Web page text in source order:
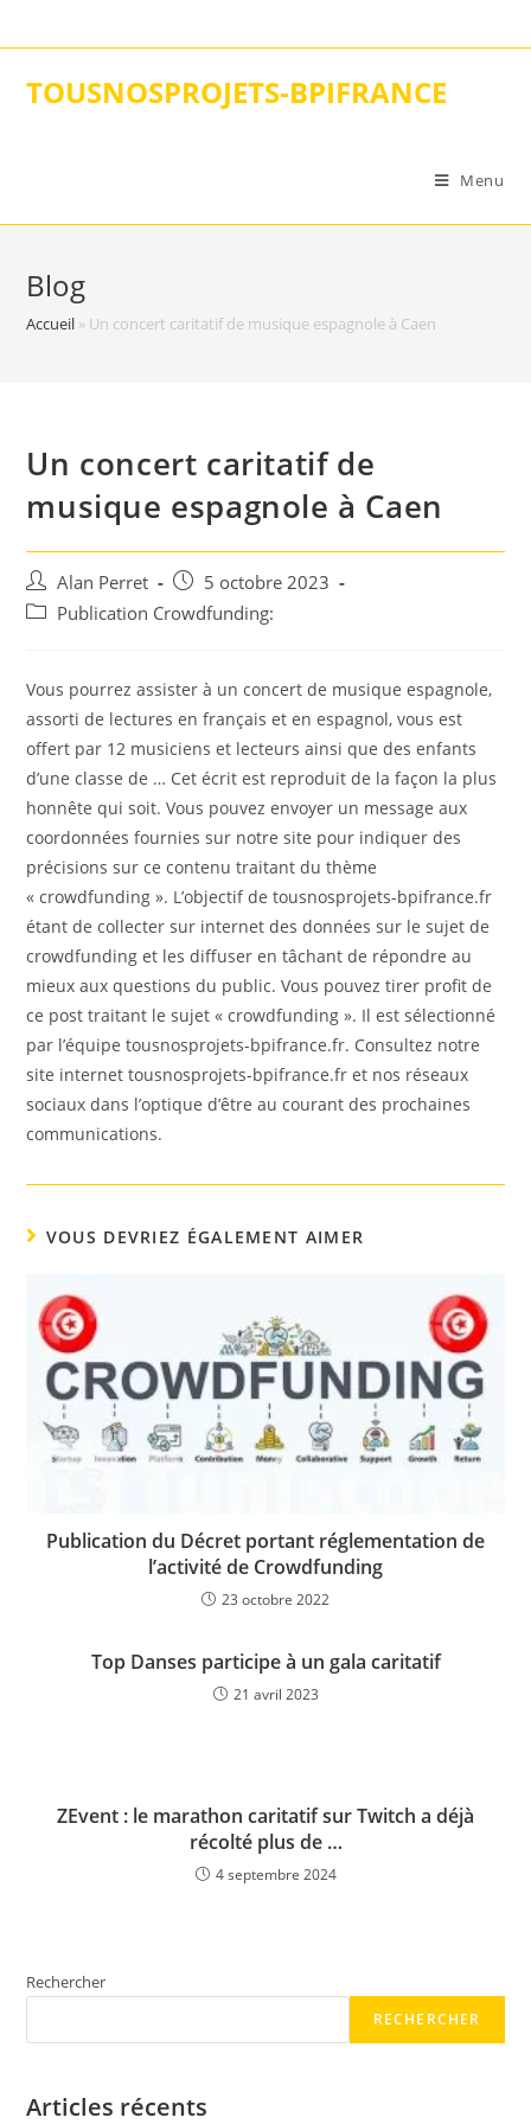
to
TOUSNOSPROJETS-BPIFRANCE
Menu
Blog
Accueil » Un concert caritatif de musique espagnole à Caen
Un concert caritatif de
musique espagnole à Caen
Auteur/autrice
de
Alan Perret
Post
published:
5 octobre 2023
PostPublication Crowdfunding:
Vous pourrez assister à un concert de musique espagnole,
assorti de lectures en français et en espagnol, vous est
offert par 12 musiciens et lecteurs ainsi que des enfants
d’une classe de … Cet écrit est reproduit de la façon la plus
honnête qui soit. Vous pouvez envoyer un message aux
coordonnées fournies sur notre site pour indiquer des
précisions sur ce contenu traitant du thème
« crowdfunding ». L’objectif de tousnosprojets-bpifrance.fr
étant de collecter sur internet des données sur le sujet de
crowdfunding et les diffuser en tâchant de répondre au
mieux aux questions du public. Vous pouvez tirer profit de
ce post traitant le sujet « crowdfunding ». Il est sélectionné
par l’équipe tousnosprojets-bpifrance.fr. Consultez notre
site internet tousnosprojets-bpifrance.fr et nos réseaux
sociaux dans l’optique d’être au courant des prochaines
communications.
VOUS DEVRIEZ ÉGALEMENT AIMER
Publication du Décret portant réglementation de
l’activité de Crowdfunding
23 octobre 2022
Top Danses participe à un gala caritatif
21 avril 2023
ZEvent : le marathon caritatif sur Twitch a déjà
récolté plus de …
4 septembre 2024
Rechercher
RECHERCHER
Articles récents